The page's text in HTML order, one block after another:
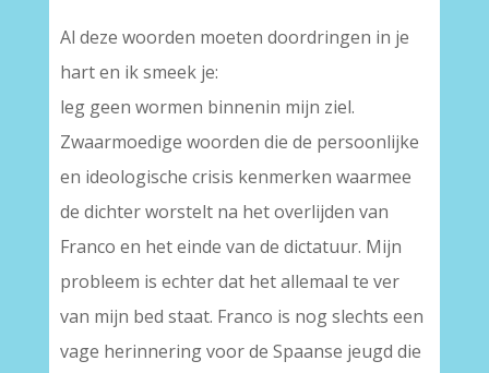
Al deze woorden moeten doordringen in je
hart en ik smeek je:
leg geen wormen binnenin mijn ziel.
Zwaarmoedige woorden die de persoonlijke
en ideologische crisis kenmerken waarmee
de dichter worstelt na het overlijden van
Franco en het einde van de dictatuur. Mijn
probleem is echter dat het allemaal te ver
van mijn bed staat. Franco is nog slechts een
vage herinnering voor de Spaanse jeugd die